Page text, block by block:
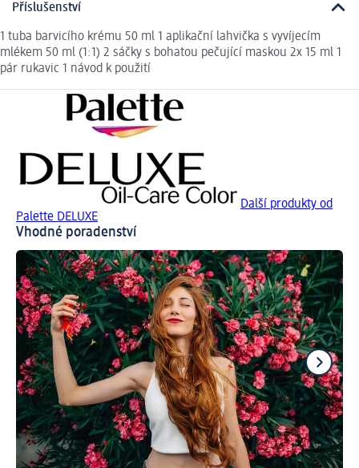
Příslušenství
1 tuba barvicího krému 50 ml 1 aplikační lahvička s vyvíjecím
mlékem 50 ml (1:1) 2 sáčky s bohatou pečující maskou 2x 15 ml 1
pár rukavic 1 návod k použití
Další produkty od
Palette DELUXE
Vhodné poradenství